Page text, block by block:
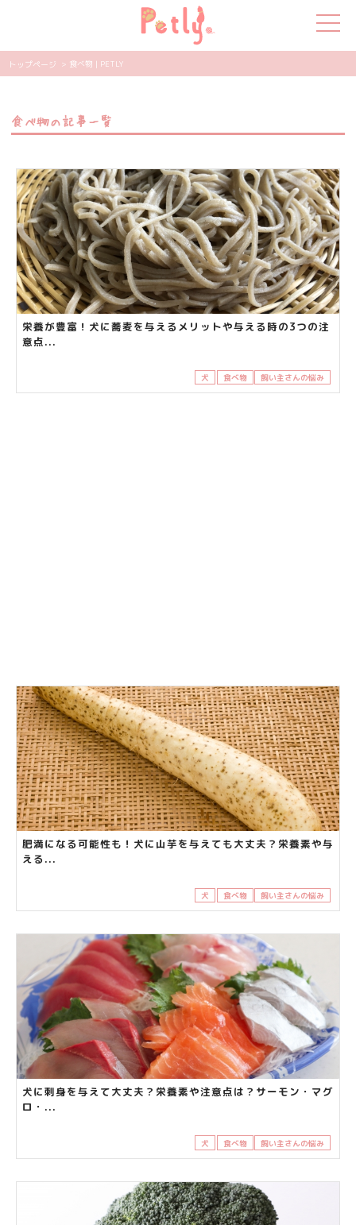
ペット用品
飼い主さんの悩み
ペットの気持ち
知って得する
エンタメ
トップページ > 食べ物 | PETLY
食べ物の記事一覧
栄養が豊富！犬に蕎麦を与えるメリットや与える時の3つの注
意点...
犬 食べ物 飼い主さんの悩み
肥満になる可能性も！犬に山芋を与えても大丈夫？栄養素や与
える...
犬 食べ物 飼い主さんの悩み
犬に刺身を与えて大丈夫？栄養素や注意点は？サーモン・マグ
ロ・...
犬 食べ物 飼い主さんの悩み